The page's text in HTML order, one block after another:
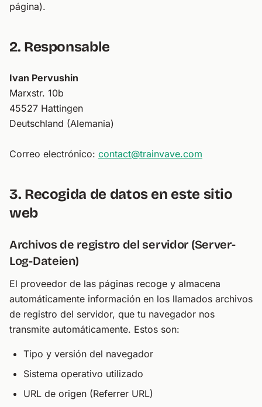
página).
2. Responsable
Ivan Pervushin
Marxstr. 10b
45527 Hattingen
Deutschland (Alemania)
Correo electrónico: contact@trainvave.com
3. Recogida de datos en este sitio
web
Archivos de registro del servidor (Server-
Log-Dateien)
El proveedor de las páginas recoge y almacena
automáticamente información en los llamados archivos
de registro del servidor, que tu navegador nos
transmite automáticamente. Estos son:
Tipo y versión del navegador
Sistema operativo utilizado
URL de origen (Referrer URL)